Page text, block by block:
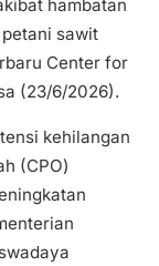
hambatan
sawit
Center for
(23/6/2026).
kehilangan
(CPO)